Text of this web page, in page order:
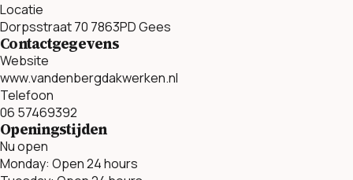
Locatie
Dorpsstraat 70 7863PD Gees
Contactgegevens
Website
www.vandenbergdakwerken.nl
Telefoon
06 57469392
Openingstijden
Nu open
Monday: Open 24 hours